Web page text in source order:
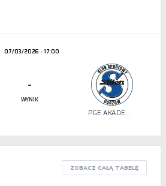
07/03/2026 - 17:00
PGE AKADEMIA SIATKÓWKI STILON
-
WYNIK
ZOBACZ CAŁĄ TABELĘ